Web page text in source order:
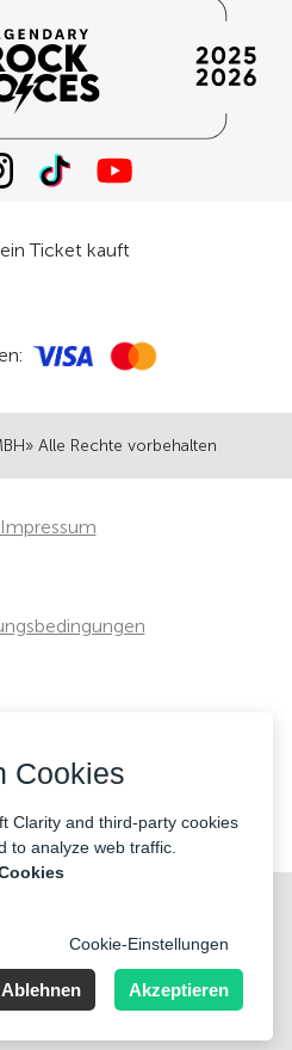
Alle Rechte vorbehalten
Ticket kauft
Impressum
Kontakte
Düsseldorf, Registered address:
Cookies
Clarity and third-party cookies
to analyze web traffic.
Cookie-Einstellungen
Ablehnen Akzeptieren